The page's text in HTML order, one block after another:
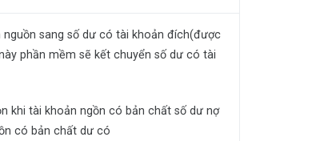
sang số dư có tài khoản đích(được
phần mềm sẽ kết chuyển số dư có tài
khi tài khoản ngồn có bản chất số dư nợ
có bản chất dư có